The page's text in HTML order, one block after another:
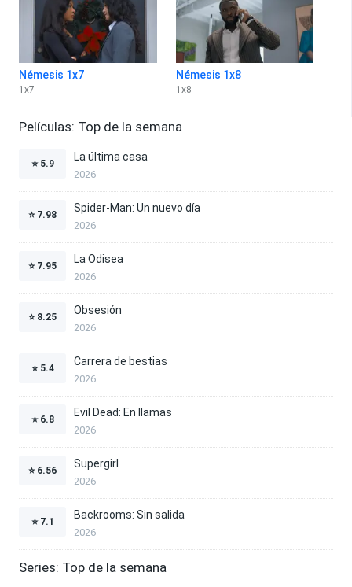
Némesis 1x7
1 x7
Némesis 1x8
1 x8
Películas: Top de la semana
⭐ 5.9
La última casa
2026
⭐ 7.98
Spider-Man: Un nuevo día
2026
⭐ 7.95
La Odisea
2026
⭐ 8.25
Obsesión
2026
⭐ 5.4
Carrera de bestias
2026
⭐ 6.8
Evil Dead: En llamas
2026
⭐ 6.56
Supergirl
2026
⭐ 7.1
Backrooms: Sin salida
2026
Series: Top de la semana